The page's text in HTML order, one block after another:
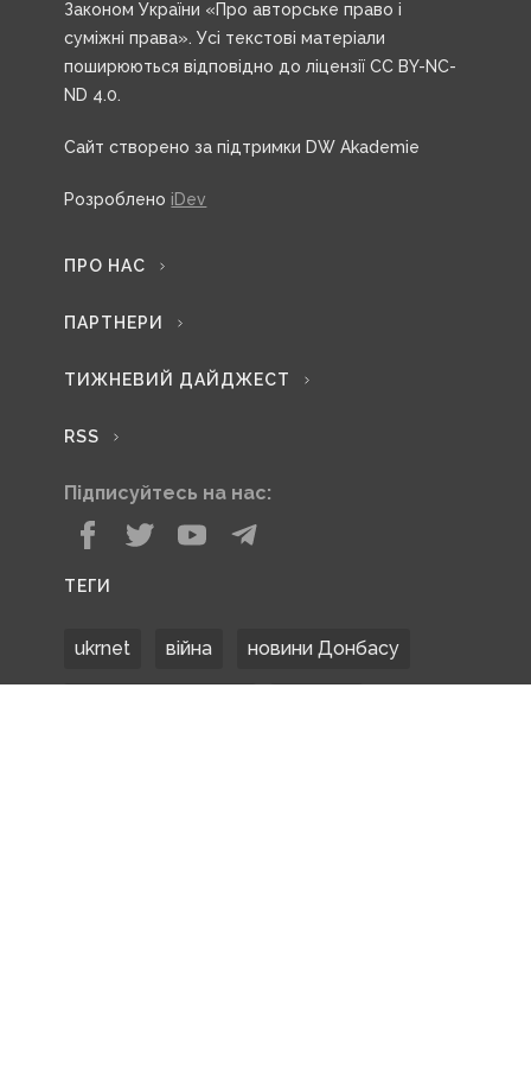
Законом України «Про авторське право і
суміжні права». Усі текстові матеріали
поширюються відповідно до ліцензії CC BY-NC-
ND 4.0.
Сайт створено за підтримки DW Akademie
Розроблено iDev
ПРО НАС
ПАРТНЕРИ
ТИЖНЕВИЙ ДАЙДЖЕСТ
RSS
Підписуйтесь на нас:
ТЕГИ
ukrnet війна новини Донбасу